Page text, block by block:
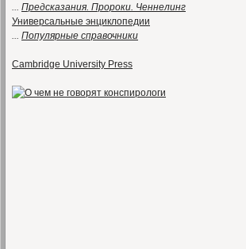
... Предсказания. Пророки. Ченнелинг
Универсальные энциклопедии
... Популярные справочники
Cambridge University Press